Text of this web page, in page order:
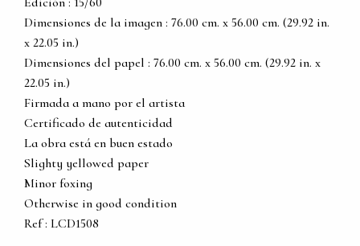
Dimensiones de la imagen : 76.00 cm. x 56.00 cm. (29.92 in.
x 22.05 in.)
Dimensiones del papel : 76.00 cm. x 56.00 cm. (29.92 in. x
22.05 in.)
Firmada a mano por el artista
Certificado de autenticidad
La obra está en buen estado
Slighty yellowed paper
Minor foxing
Otherwise in good condition
Ref : LCD1508